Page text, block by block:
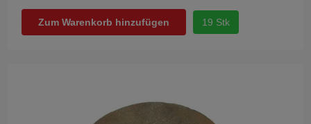
Zum Warenkorb hinzufügen 19 Stk